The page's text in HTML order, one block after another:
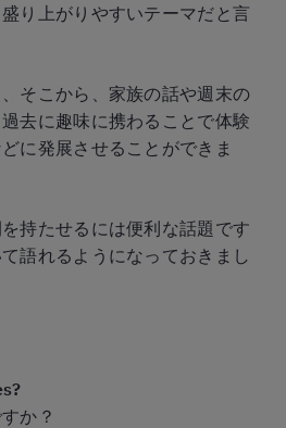
り上がりやすいテーマだと言
そこから、家族の話や週末の
去に趣味に携わることで体験
に発展させることができま
持たせるには便利な話題です
語れるようになっておきまし
か？